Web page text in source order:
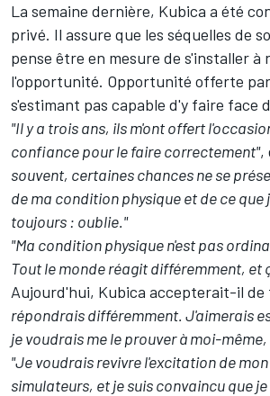
La semaine dernière, Kubica a été
privé. Il assure que les séquelles de
pense être en mesure de s'installer à
l'opportunité. Opportunité offerte
s'estimant pas capable d'y faire face
"Il y a trois ans, ils m'ont offert
confiance pour le faire correctement",
souvent, certaines chances ne se
de ma condition physique et de ce
toujours : oublie."
"Ma condition physique n'est pas
Tout le monde réagit différemment, et
Aujourd'hui, Kubica accepterait-il de
répondrais différemment. J'aimerais
je voudrais me le prouver à moi-
"Je voudrais revivre l'excitation de
simulateurs, et je suis convaincu que